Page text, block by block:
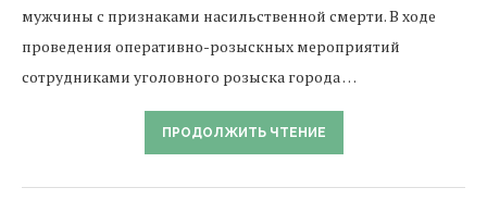
мужчины с признаками насильственной смерти. В ходе
проведения оперативно-розыскных мероприятий
сотрудниками уголовного розыска города …
ПРОДОЛЖИТЬ ЧТЕНИЕ